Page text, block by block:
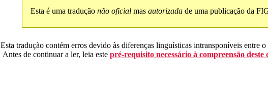
Esta é uma tradução não oficial mas autorizada de uma publicação da
Esta tradução contém erros devido às diferenças linguísticas intransponíveis entre
Antes de continuar a ler, leia este pré-requisito necessário à compreensão deste